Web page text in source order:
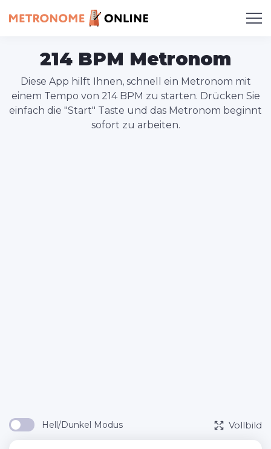
214 BPM Metronom
Diese App hilft Ihnen, schnell ein Metronom mit
einem Tempo von 214 BPM zu starten. Drücken Sie
einfach die "Start" Taste und das Metronom beginnt
sofort zu arbeiten.
Hell/Dunkel Modus Vollbild